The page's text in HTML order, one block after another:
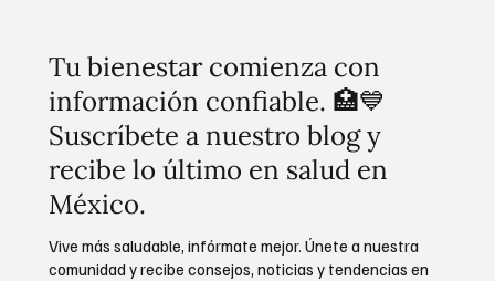
fortalecer la Comisión Nacional de Búsqueda
Tu bienestar comienza con
información confiable. 🏥💙
Suscríbete a nuestro blog y
recibe lo último en salud en
México.
Vive más saludable, infórmate mejor. Únete a nuestra
comunidad y recibe consejos, noticias y tendencias en